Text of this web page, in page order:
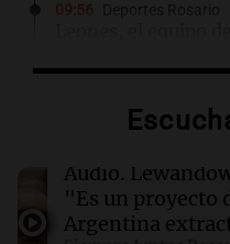
La Popu
juntos “La Copa
09:48 Juntos
Audio.
"Es un proyecto
Argentina